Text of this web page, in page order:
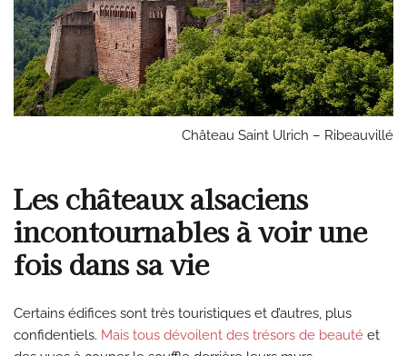
Château Saint Ulrich – Ribeauvillé
Les châteaux alsaciens
incontournables à voir une
fois dans sa vie
Certains édifices sont très touristiques et d’autres, plus
confidentiels. Mais tous dévoilent des trésors de beauté et